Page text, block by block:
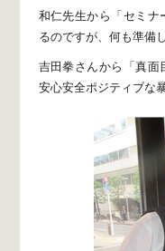
和仁先生から 「セミナ
るのですが、 何も準備
吉田拳さんから
「真
安心安全ポジティブな